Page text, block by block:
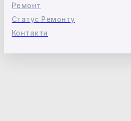
Ремонт
Статус Ремонту
Контакти